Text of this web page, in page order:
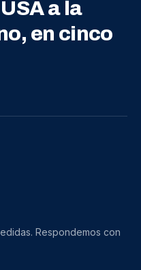
a la
en cinco
Respondemos con